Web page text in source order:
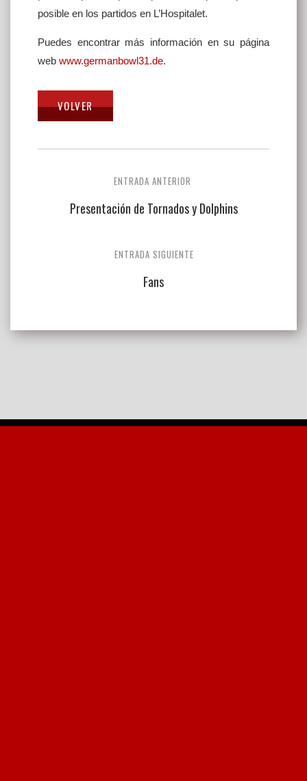
posible en los partidos en L’Hospitalet.
Puedes encontrar más información en su página
web www.germanbowl31.de.
ENTRADA ANTERIOR
Presentación de Tornados y Dolphins
ENTRADA SIGUIENTE
Fans